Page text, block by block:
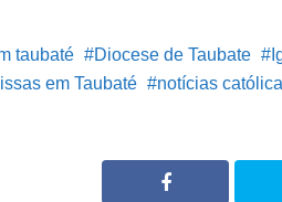
taubaté Diocese de Taubate
em Taubaté
notícias